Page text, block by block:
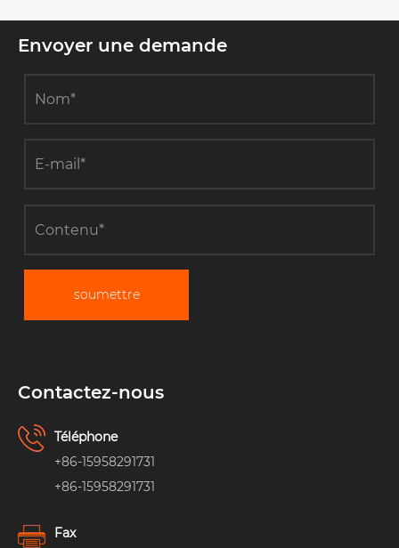
Envoyer une demande
soumettre
Contactez-nous
Téléphone
+86-15958291731
+86-15958291731
Fax